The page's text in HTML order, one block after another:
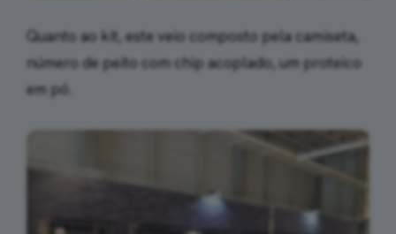
Quanto ao kit, este veio composto pela camiseta,
número de peito com chip acoplado, um proteico
em pó.